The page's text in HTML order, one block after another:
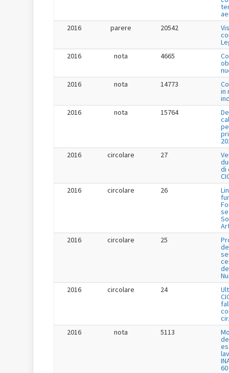
2016
parere 20542
2016
nota 4665
2016
nota 14773
in
2016
nota 15764
2016
circolare 27
di
2016
circolare 26
2016
circolare 25
2016
circolare 24
2016
nota 5113